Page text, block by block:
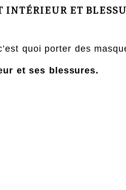
ET
quoi porter des
et ses blessures.